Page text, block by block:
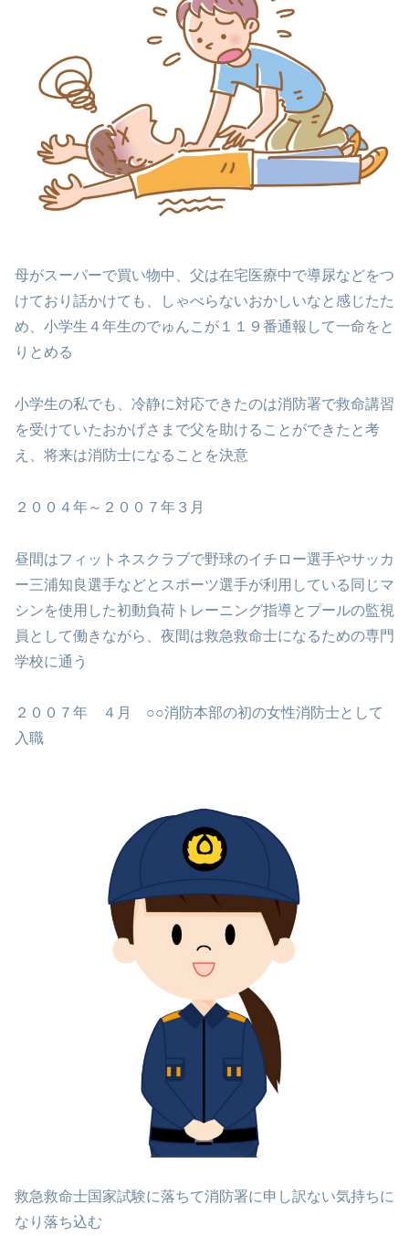
母がスーパーで買い物中、父は在宅医療中で導尿などをつ
けており話かけても、しゃべらないおかしいなと感じたた
め、小学生４年生のでゅんこが１１９番通報して一命をと
りとめる
小学生の私でも、冷静に対応できたのは消防署で救命講習
を受けていたおかげさまで父を助けることができたと考
え、将来は消防士になることを決意
２００４年～２００７年３月
昼間はフィットネスクラブで野球のイチロー選手やサッカ
ー三浦知良選手などとスポーツ選手が利用している同じマ
シンを使用した初動負荷トレーニング指導とプールの監視
員として働きながら、夜間は救急救命士になるための専門
学校に通う
２００７年 ４月 ○○消防本部の初の女性消防士として
入職
救急救命士国家試験に落ちて消防署に申し訳ない気持ちに
なり落ち込む